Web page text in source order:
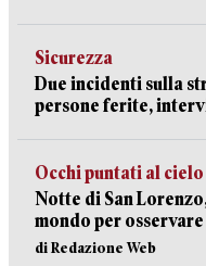
Sicurezza
Due incidenti sulla
persone ferite,
Occhi puntati al cielo
Notte di San
mondo per
di Redazione Web